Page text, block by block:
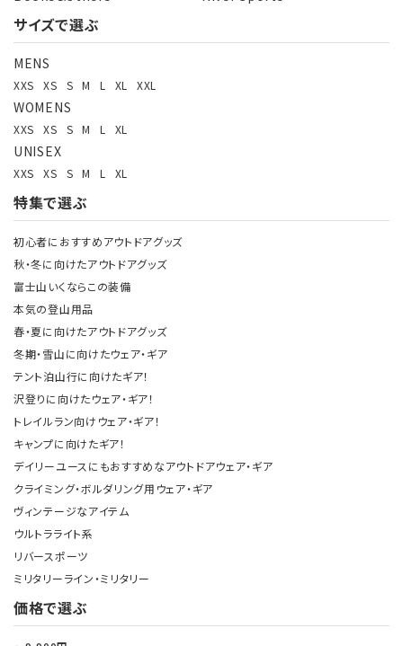
サイズで選ぶ
MENS
XXS XS S M L XL XXL
WOMENS
XXS XS S M L XL
UNISEX
XXS XS S M L XL
特集で選ぶ
初心者におすすめアウトドアグッズ
秋・冬に向けたアウトドアグッズ
富士山いくならこの装備
本気の登山用品
春・夏に向けたアウトドアグッズ
冬期・雪山に向けたウェア・ギア
テント泊山行に向けたギア！
沢登りに向けたウェア・ギア！
トレイルラン向けウェア・ギア！
キャンプに向けたギア！
デイリーユースにもおすすめなアウトドアウェア・ギア
クライミング・ボルダリング用ウェア・ギア
ヴィンテージなアイテム
ウルトラライト系
リバースポーツ
ミリタリーライン・ミリタリー
価格で選ぶ